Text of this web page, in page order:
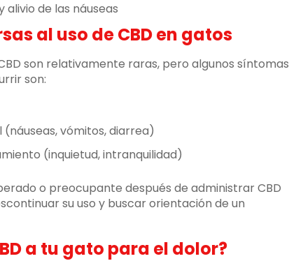
de las náuseas
al uso de CBD en gatos
son relativamente raras, pero algunos síntomas
son:
vómitos, diarrea)
(inquietud, intranquilidad)
o preocupante después de administrar CBD
su uso y buscar orientación de un
a tu gato para el dolor?